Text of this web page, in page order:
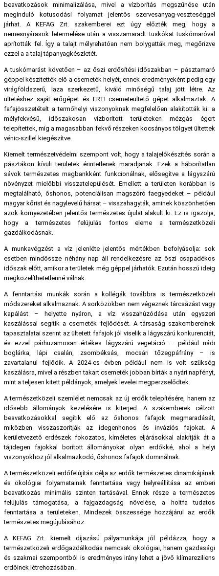
beavatkozások minimalizálása, mivel a vízborítás megszűnése után
meginduló kotusodási folyamat jelentős szervesanyag-veszteséggel
járhat. A KEFAG Zrt. szakemberei ezt úgy előzték meg, hogy a
nemesnyárasok letermelése után a visszamaradt tuskókat tuskómaróval
aprították fel. Így a talajt mélyrehatóan nem bolygatták meg, megőrizve
ezzel a a talaj tápanyagkészletét.
A tuskómarást követően – az őszi erdősítési időszakban – pásztamaró
géppel készítették elő a csemeték helyét, ennek eredményeként pedig egy
virágföldszerű, laza szerkezetű, kiváló minőségű talaj jött létre. Az
ültetéshez saját erőgépet és ERTI csemeteültető gépet alkalmaztak. A
fafajösszetételt a termőhelyi viszonyoknak megfelelően alakították ki: a
mélyfekvésű, időszakosan vízborított területeken mézgás égert
telepítettek, míg a magasabban fekvő részeken kocsányos tölgyet ültettek
vénic-szillel kiegészítve.
Kiemelt természetvédelmi szempont volt, hogy a talajelőkészítés során a
pásztákon kívüli területek érintetlenek maradjanak. Ezek a háborítatlan
sávok természetes magbankként funkcionálnak, elősegítve a lágyszárú
növényzet mielőbbi visszatelepülését. Emellett a területen korábban is
megtalálható, őshonos, potenciálisan magszóró faegyedeket – például
magyar kőrist és nagylevelű hársat – visszahagyták, aminek köszönhetően
azok környezetében jelentős természetes újulat alakult ki. Ez is igazolja,
hogy a természetes felújulás fontos eleme a természetközeli
gazdálkodásnak.
A munkavégzést a víz jelenléte jelentős mértékben befolyásolja: sok
esetben mindössze néhány nap áll rendelkezésre az őszi csapadékos
időszak előtt, amikor a területek még géppel járhatók. Ezután hosszú ideig
megközelíthetetlenné válnak.
A fenntartási munkák során a kollégák továbbra is természetközeli
módszereket alkalmaznak. A sorközökben nem végeznek tárcsázást vagy
kapálást – helyette nyáron, a víz visszahúzódása után egyszeri
kaszálással segítik a csemeték fejlődését. A társaság szakembereinek
tapasztalatai szerint az ültetett fafajok jól viselik a lágyszárú konkurenciát,
és ezzel párhuzamosan értékes lágyszárú vegetáció – például nádi
boglárka, lápi csalán, zsombéksás, mocsári tőzegpáfrány – is
zavartalanul fejlődik. A 2024-es évben például nem is volt szükség
kaszálásra, mivel a részben takart csemeték jobban bírták a nyári napfényt,
mint a teljesen kitett példányok, amelyek levelei megperzselődtek.
A természetközeli szemlélet nemcsak az új erdők telepítésére, hanem az
idősebb állományok kezelésére is kiterjed. A szakemberek célzott
beavatkozásokkal segítik elő az őshonos fafajok megmaradását,
miközben visszaszorítják az idegenhonos és inváziós fajokat. A
kerületvezető erdészek fokozatos, kíméletes eljárásokkal alakítják át a
tájidegen fajokkal borított állományokat olyan erdőkké, ahol a helyi
viszonyokhoz jól alkalmazkodó, őshonos fafajok dominálnak.
A természetközeli erdőfelújítás célja az erdők természetes dinamikájának
és ökológiai folyamatainak fenntartása vagy helyreállítása az emberi
beavatkozás minimális szinten tartásával. Ennek része a természetes
felújulás támogatása, a fajgazdagság növelése, a holtfa tudatos
fenntartása a területeken. Mindezek összessége hozzájárul az erdők
természetes megújulásához.
A KEFAG Zrt. kiemelt díjazású pályamunkája jól példázza, hogy a
természetközeli erdőgazdálkodás nemcsak ökológiai, hanem gazdasági
és szakmai szempontból is eredményes irány lehet a jövő klímareziliens
erdőinek létrehozásában.